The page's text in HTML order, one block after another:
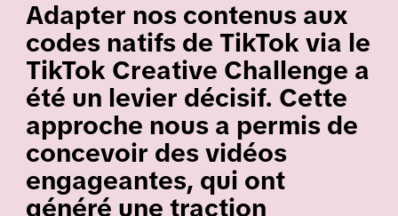
Adapter nos contenus aux
codes natifs de TikTok via le
TikTok Creative Challenge a
été un levier décisif. Cette
approche nous a permis de
concevoir des vidéos
engageantes, qui ont
généré une traction